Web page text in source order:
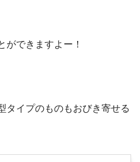
ができますよー！
タイプのものもおびき寄せる